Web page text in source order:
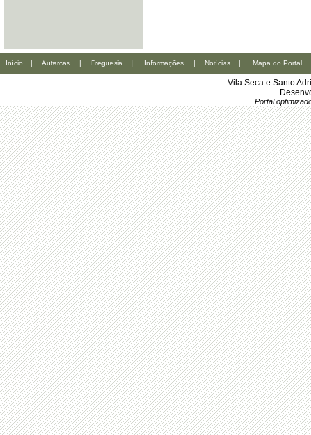
Início | Autarcas | Freguesia | Informações | Notícias | Mapa do Portal
Vila Seca e Santo
Portal